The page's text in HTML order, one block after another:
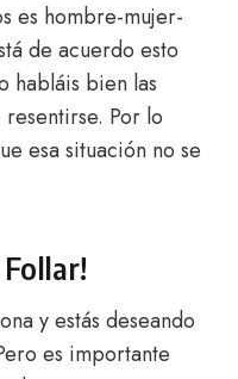
es hombre-mujer-
de acuerdo esto
habláis bien las
Por lo
esa situación no se
y estás deseando
es importante